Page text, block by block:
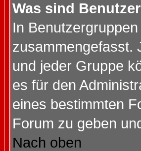
Was sind
In
zusammengefasst.
und jeder Gruppe
es für den
eines bestimmten
Forum zu geben
Nach oben